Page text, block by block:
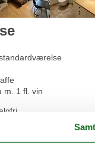
m. 1 fl. vin
tempo og ind i
ekstra – og en